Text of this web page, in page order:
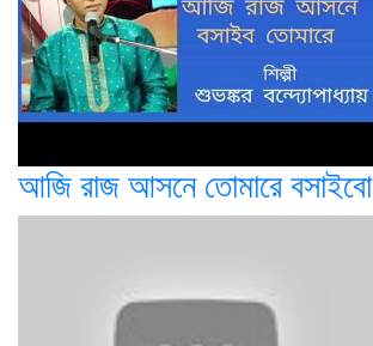
আজি রাজ আসনে তোমারে বসাইবো